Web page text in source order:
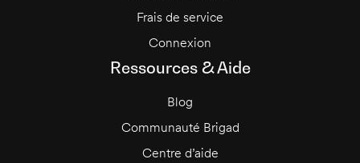
Frais de service
Connexion
Ressources & Aide
Blog
Communauté Brigad
Centre d’aide